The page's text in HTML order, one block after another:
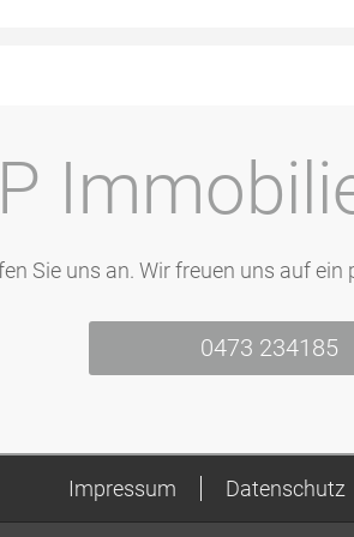
Sie uns an. Wir freuen uns auf ein
0473 234185
Impressum Datenschutz